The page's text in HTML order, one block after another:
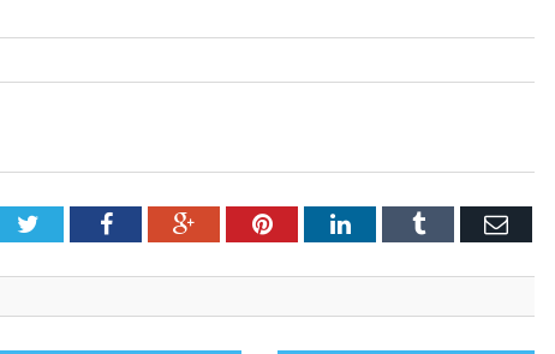
TwitterFacebookGoogle+PinterestLinkedInTumblr Email